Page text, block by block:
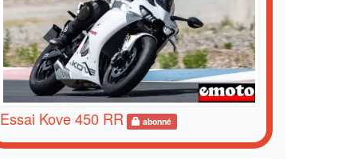
Essai Kove 450 RR abonné